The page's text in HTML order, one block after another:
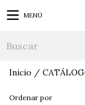
MENÚ
Inicio /
Ordenar por